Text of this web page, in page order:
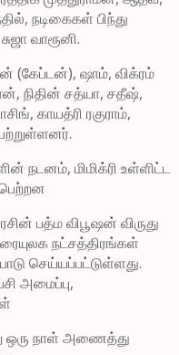
நடிகைகள் பிந்து
வாரூனி.
(கேப்டன்), ஷாம், விக்ரம்
நிதின் சத்யா, சதீஷ்,
காயத்ரி ரகுராம்,
நடனம், மிமிக்ரி உள்ளிட்ட
பத்ம விபூஷன் விருது
நட்சத்திரங்கள்
செய்யப்பட்டுள்ளது.
அமைப்பு,
நாள் அணைத்து